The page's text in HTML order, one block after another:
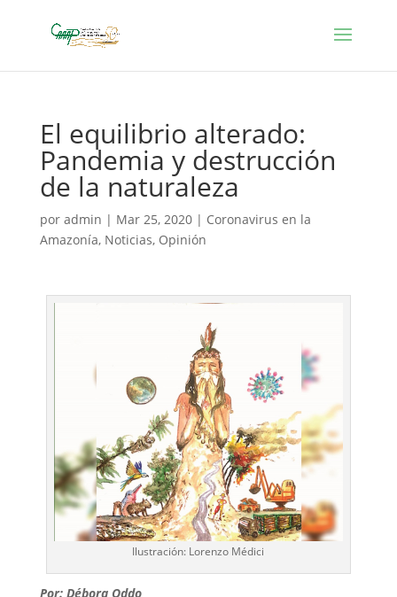
El equilibrio alterado:
Pandemia y destrucción
de la naturaleza
por admin | Mar 25, 2020| Coronavirus en la
Amazonía, Noticias, Opinión
Ilustración: Lorenzo Médici
Por: Débora Oddo